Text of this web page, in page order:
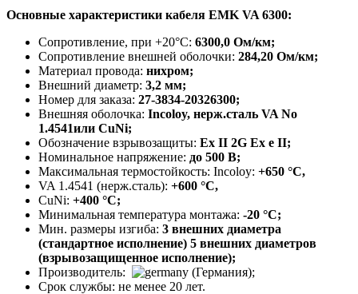
Основные характеристики кабеля EMK VA 6300:
Сопротивление, при +20°C: 6300,0 Ом/км;
Сопротивление внешней оболочки: 284,20 Ом/км;
Материал провода: нихром;
Внешний диаметр: 3,2 мм;
Номер для заказа: 27-3834-20326300;
Внешняя оболочка: Incoloy, нерж.сталь VA No
1.4541или CuNi;
Обозначение взрывозащиты: Ex II 2G Ex e II;
Номинальное напряжение: до 500 В;
Максимальная термостойкость: Incoloy: +650 °C,
VA 1.4541 (нерж.сталь): +600 °C,
CuNi: +400 °C;
Минимальная температура монтажа: -20 °С;
Мин. размеры изгиба: 3 внешних диаметра
(стандартное исполнение) 5 внешних диаметров
(взрывозащищенное исполнение);
Производитель:
(Германия);
Срок службы: не менее 20 лет.